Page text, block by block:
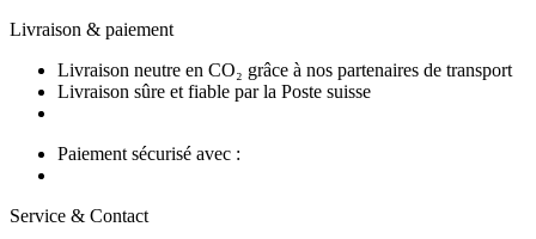
Livraison & paiement
Livraison neutre en CO₂ grâce à nos partenaires de transport
Livraison sûre et fiable par la Poste suisse
Paiement sécurisé avec :
Service & Contact